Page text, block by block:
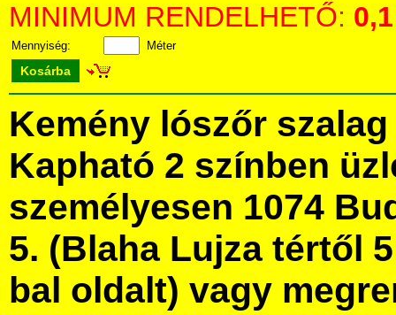
MINIMUM RENDELHETŐ: 0,1
Mennyiség: Méter
Kosárba
Kemény lószőr
Kapható 2 színben
személyesen 1074
5. (Blaha Lujza tértől
bal oldalt) vagy